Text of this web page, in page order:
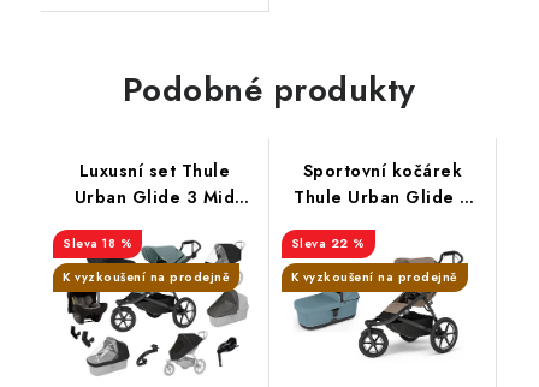
Podobné produkty
Luxusní set Thule
Urban Glide 3 Mid
pláštěnka + moskytiéra
+ madlo + pláštěnka +
moskytiéra + PIPA™
next caviar
18 %
K vyzkoušení na prodejně
Sportovní kočárek
Thule Urban Glide 3
Mid Blue
22 %
K vyzkoušení na prodejně